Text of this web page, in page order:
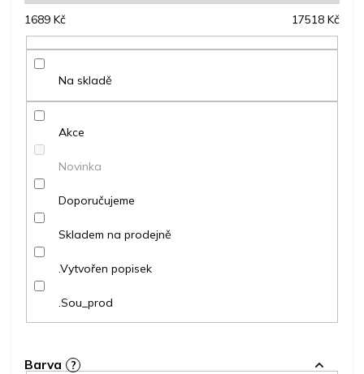
í
r
u
Nejprodávanější
1689 Kč 17518 Kč
Na skladě
Akce
Novinka
Doporučujeme
Skladem na prodejně
.Vytvořen popisek
.Sou_prod
Barva ?